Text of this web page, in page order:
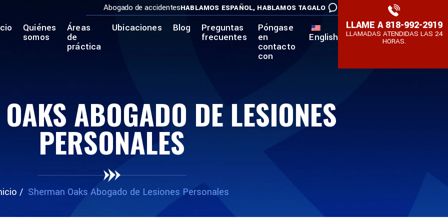
Abogado de accidentesHABLAMOS ESPAÑOL, HABLAMOS TAGALO
Quiénes
somos
Áreas
de
práctica
Ubicaciones Blog Preguntas
frecuentes
Póngase
en
contacto
con
English
LLAME A818-992-2919
LLAMADAS ATENDIDAS LAS 24
HORAS.
ABOGADO DE LESIONES
PERSONALES
/ Sherman Oaks Abogado de Lesiones Personales